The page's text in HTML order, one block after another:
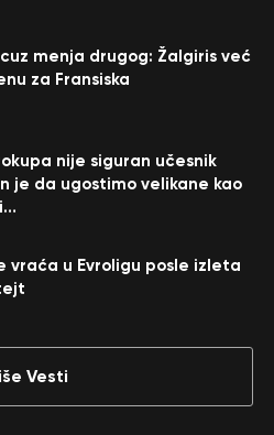
menja drugog: Žalgiris već
za Fransiska
nije siguran učesnik
je da ugostimo velikane kao
vraća u Evroligu posle izleta
Vesti